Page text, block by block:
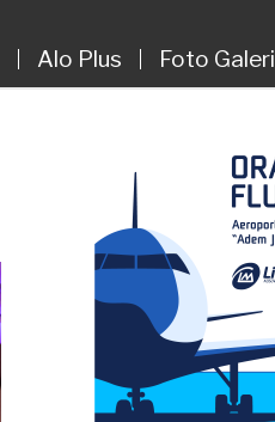
Alo Plus Foto Galeri